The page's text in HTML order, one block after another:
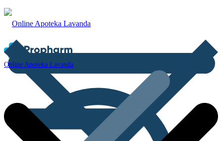
Online Apoteka Lavanda